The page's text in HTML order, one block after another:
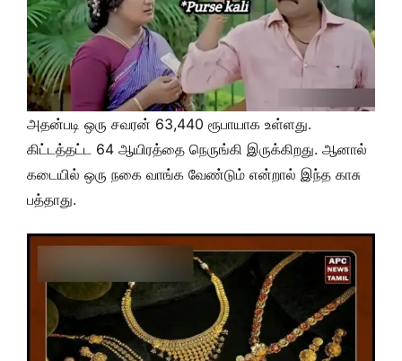
அதன்படி ஒரு சவரன் 63,440 ரூபாயாக உள்ளது.
கிட்டத்தட்ட 64 ஆயிரத்தை நெருங்கி இருக்கிறது. ஆனால்
கடையில் ஒரு நகை வாங்க வேண்டும் என்றால் இந்த காசு
பத்தாது.